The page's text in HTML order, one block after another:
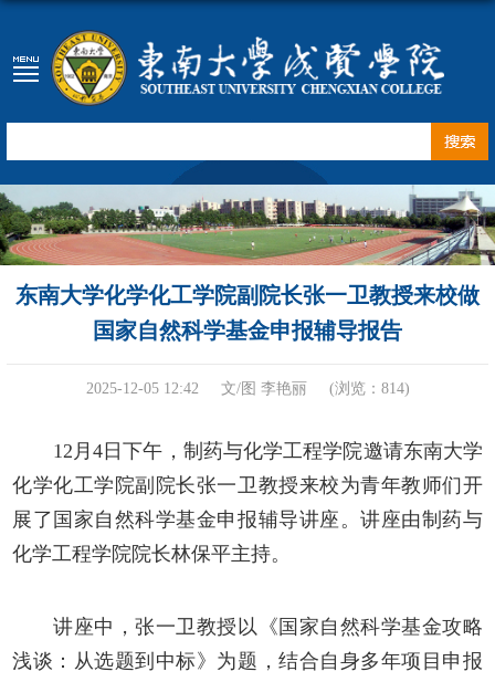
东南大学化学化工学院副院长张一卫教授来校做
国家自然科学基金申报辅导报告
2025-12-05 12:42 文/图 李艳丽 (浏览： 814)
12月4日下午，制药与化学工程学院邀请东南大学
化学化工学院副院长张一卫教授来校为青年教师们开
展了国家自然科学基金申报辅导讲座 。讲座由制药与
化学工程学院院长林保平主持。
讲座中，张一卫教授以 《国家自然科学基金攻略
浅谈：从选题到中标》 为题，结合自身多年项目申报